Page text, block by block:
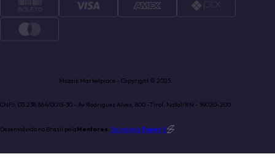
Mozaik Marketplace - Copyright © 2025.
CNPJ: 03.238.864/0015-30 - Av Rodrigues Alves, 800 -Tirol, Natal/RN - 59020-200
Desenvolvido no Brasil pelaMentores.Tecnologia Super 1.